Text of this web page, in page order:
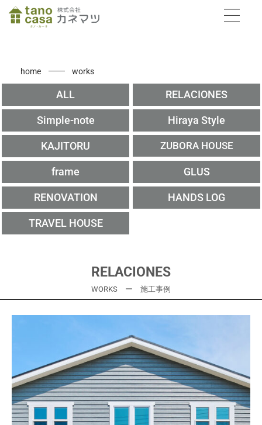
home works
ALL RELACIONES
Simple-note Hiraya Style
KAJITORU ZUBORA HOUSE
frame GLUS
RENOVATION HANDS LOG
TRAVEL HOUSE
RELACIONES
WORKS ー 施工事例